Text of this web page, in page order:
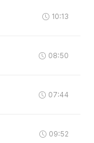
10:13
08:50
07:44
09:52